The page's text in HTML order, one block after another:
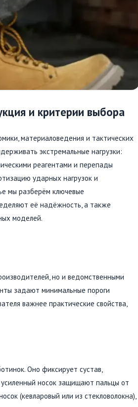
и критерии выбора
материаловедения и тактических
экстремальные нагрузки:
реагентами и перепады
ударных нагрузок и
мы разберём ключевые
её надёжность, а также
моделей.
но и ведомственными
задают минимальные пороги
важнее практические свойства,
Оно фиксирует сустав,
носок защищают пальцы от
(кевларовый или из стекловолокна),